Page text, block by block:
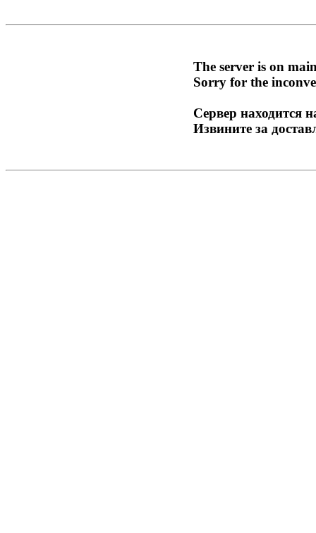
The server is on
Sorry for the
Сервер находится
Извините за